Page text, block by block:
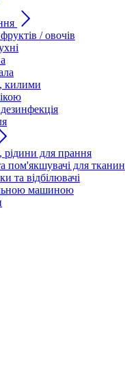
/ овочів
килими
для прання
пом'якшувачі для тканин
та відбілювачі
машиною